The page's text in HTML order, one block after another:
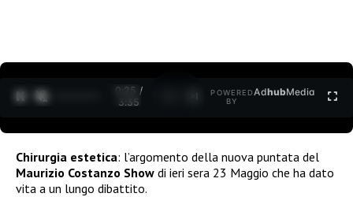
0:26 /
3:35
POWERED
BY
AdhubMedia
Chirurgia estetica: l’argomento della nuova puntata del
Maurizio Costanzo Show di ieri sera 23 Maggio che ha dato
vita a un lungo dibattito.